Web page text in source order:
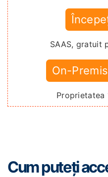
SAAS, gratuit
On-
Proprietatea
Cum puteți